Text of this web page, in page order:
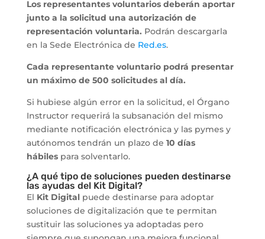
Los representantes voluntarios deberán aportar
junto a la solicitud una autorización de
representación voluntaria. Podrán descargarla
en la Sede Electrónica de Red.es.
Cada representante voluntario podrá presentar
un máximo de 500 solicitudes al día.
Si hubiese algún error en la solicitud, el Órgano
Instructor requerirá la subsanación del mismo
mediante notificación electrónica y las pymes y
autónomos tendrán un plazo de 10 días
hábiles para solventarlo.
¿A qué tipo de soluciones pueden destinarse
las ayudas del Kit Digital?
El Kit Digitalpuede destinarse para adoptar
soluciones de digitalización que te permitan
sustituir las soluciones ya adoptadas pero